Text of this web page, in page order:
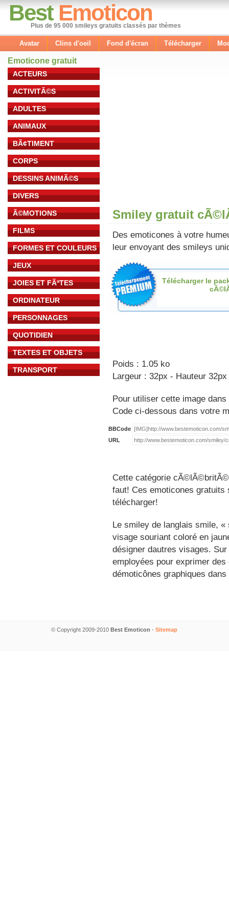
Best Emoticon
Plus de 95 000 smileys gratuits classés par thèmes
Avatar Clins d'oeil Fond d'écran Télécharger
Emoticone gratuit
ACTEURS
ACTIVITÃ©S
ADULTES
ANIMAUX
BÃ¢TIMENT
CORPS
DESSINS ANIMÃ©S
DIVERS
Ã©MOTIONS
FILMS
FORMES ET COULEURS
JEUX
JOIES ET FÃªTES
ORDINATEUR
PERSONNAGES
QUOTIDIEN
TEXTES ET OBJETS
TRANSPORT
Smiley gratuit
Des emoticones à votre
leur envoyant des smileys
Télécharger le
Poids : 1.05 ko
Largeur : 32px - Hauteur 32px
Pour utiliser cette image
Code ci-dessous dans votre
BBCode
URL
Cette catégorie
faut! Ces emoticones
télécharger!
Le smiley de langlais smile,
visage souriant coloré en
désigner dautres visages.
employées pour exprimer
démoticônes graphiques
© Copyright 2009-2010 Best Emoticon - Sitemap